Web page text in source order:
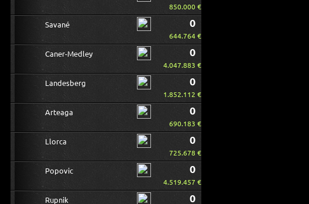
850.000 €
Savané 0
644.764 €
Caner-Medley 0
4.047.883 €
Landesberg 0
1.852.112 €
Arteaga 0
690.183 €
Llorca 0
725.678 €
Popovic 0
4.519.457 €
Rupnik 0